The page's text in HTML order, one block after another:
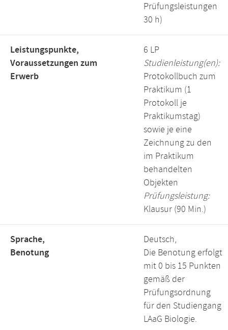
Prüfungsleistungen
30 h)
Leistungspunkte,
Voraussetzungen zum
Erwerb
6 LP
Studienleistung(en):
Protokollbuch zum
Praktikum (1
Protokoll je
Praktikumstag)
sowie je eine
Zeichnung zu den
im Praktikum
behandelten
Objekten
Prüfungsleistung:
Klausur (90 Min.)
Sprache,
Benotung
Deutsch,
Die Benotung erfolgt
mit 0 bis 15 Punkten
gemäß der
Prüfungsordnung
für den Studiengang
LAaG Biologie.